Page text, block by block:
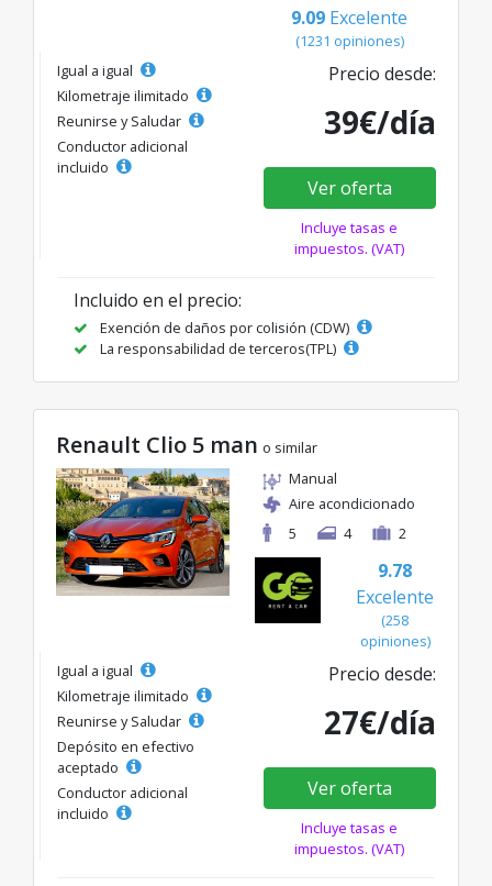
9.09 Excelente
(1231 opiniones)
Igual a igual
Kilometraje ilimitado
Reunirse y Saludar
Conductor adicional
incluido
Precio desde:
39€/día
Ver oferta
Incluye tasas e
impuestos. (VAT)
Incluido en el precio:
Exención de daños por colisión (CDW)
La responsabilidad de terceros(TPL)
Renault Clio 5 man o similar
Manual
Aire acondicionado
5
4 2
9.78
Excelente
(258
opiniones)
Igual a igual
Kilometraje ilimitado
Reunirse y Saludar
Depósito en efectivo
aceptado
Conductor adicional
incluido
Precio desde:
27€/día
Ver oferta
Incluye tasas e
impuestos. (VAT)